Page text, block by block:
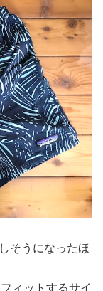
そうになったほ
ィットするサイ